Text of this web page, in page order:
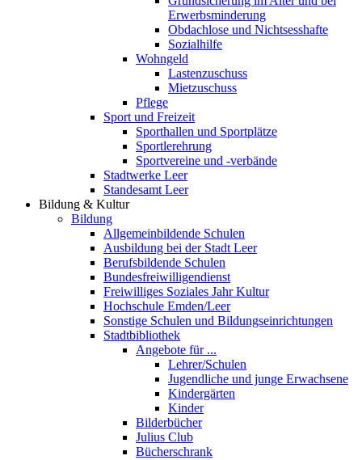
Erwerbsminderung
Obdachlose und Nichtsesshafte
Sozialhilfe
Wohngeld
Lastenzuschuss
Mietzuschuss
Pflege
Sport und Freizeit
Sporthallen und Sportplätze
Sportlerehrung
Sportvereine und -verbände
Stadtwerke Leer
Standesamt Leer
Bildung & Kultur
Bildung
Allgemeinbildende Schulen
Ausbildung bei der Stadt Leer
Berufsbildende Schulen
Bundesfreiwilligendienst
Freiwilliges Soziales Jahr Kultur
Hochschule Emden/Leer
Sonstige Schulen und Bildungseinrichtungen
Stadtbibliothek
Angebote für ...
Lehrer/Schulen
Jugendliche und junge Erwachsene
Kindergärten
Kinder
Bilderbücher
Julius Club
Bücherschrank